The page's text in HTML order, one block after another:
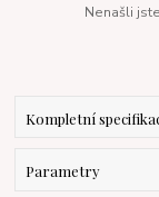
Nenašli
Kompletní
Parametry